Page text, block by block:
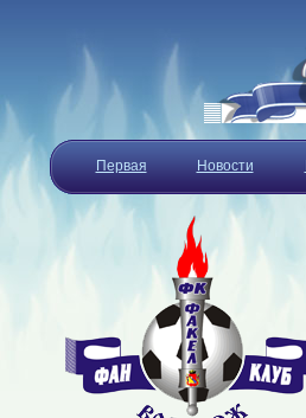
Первая Новости